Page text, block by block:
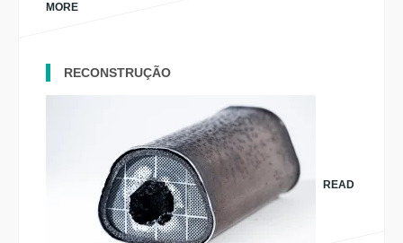
MORE
RECONSTRUÇÃO
READ